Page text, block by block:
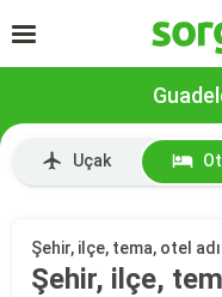
Uçak
Şehir, ilçe, tema, otel
Şehir, ilçe,